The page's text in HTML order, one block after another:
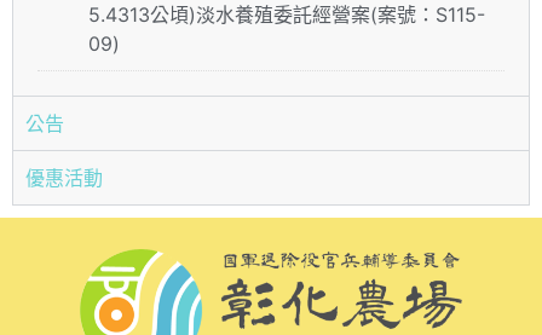
5.4313公頃)淡水養殖委託經營案(案號：S115-
09)
公告
優惠活動